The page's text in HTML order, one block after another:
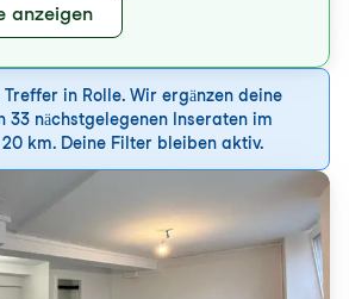
anzeigen
in Rolle. Wir ergänzen deine
33 nächstgelegenen Inseraten im
km. Deine Filter bleiben aktiv.